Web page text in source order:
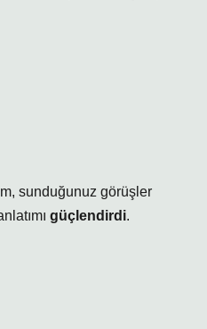
sunduğunuz görüşler
güçlendirdi.